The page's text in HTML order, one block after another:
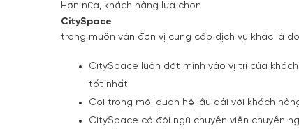
Hơn nữa, khách hàng lựa chọn
CitySpace
trong muôn vàn đơn vị cung cấp dịch vụ khác là
CitySpace luôn đặt mình vào vị trí của
tốt nhất
Coi trọng mối quan hệ lâu dài với khách
CitySpace có đội ngũ chuyên viên chuyên